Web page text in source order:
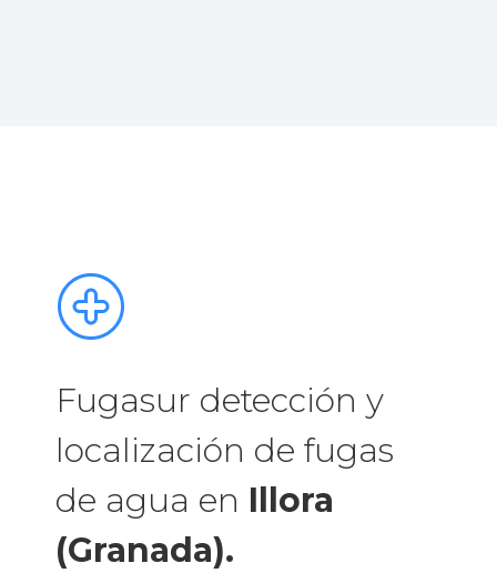
Fugasur detección y
localización de fugas
de agua en Illora
(Granada).